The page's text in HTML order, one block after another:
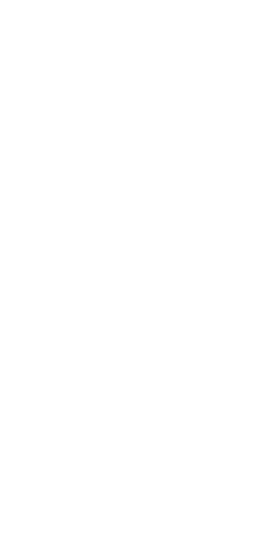
На трибини у Загребу владика се јавио за
не само обрукаше пред Богом и народом већ у…